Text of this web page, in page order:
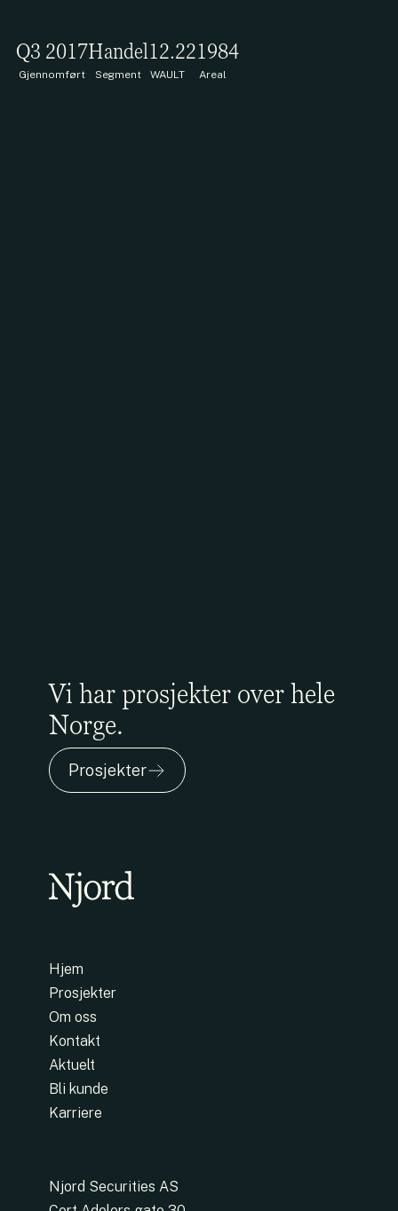
Q3 2017
Gjennomført
Handel
Segment
12.2
WAULT
21984
Areal
Vi har prosjekter over hele
Norge.
Prosjekter
Hjem
Prosjekter
Om oss
Kontakt
Aktuelt
Bli kunde
Karriere
Njord Securities AS